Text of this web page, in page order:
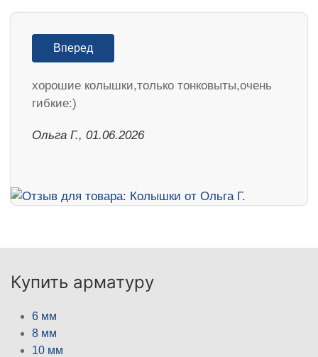
Вперед
хорошие колышки,только тонковыты,очень
гибкие:)
Ольга Г., 01.06.2026
Купить арматуру
6 мм
8 мм
10 мм